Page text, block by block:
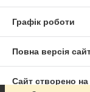
Графік роботи
Повна версія
Сайт створено на